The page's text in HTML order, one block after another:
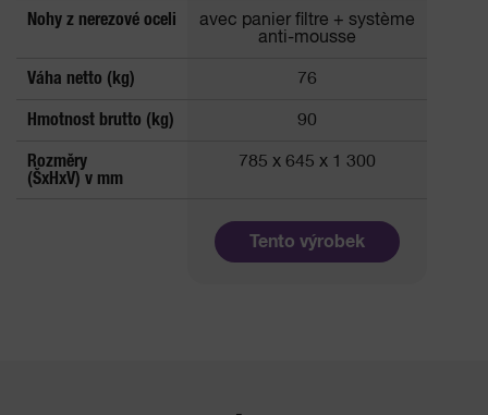
Nohy z nerezové oceli
avec panier filtre + système
anti-mousse
Váha netto (kg) 76
Hmotnost brutto (kg) 90
Rozměry
(ŠxHxV) v mm
785 x 645 x 1 300
Tento výrobek